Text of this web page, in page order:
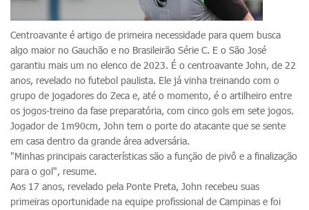
Centroavante é artigo de primeira necessidade para quem busca
algo maior no Gauchão e no Brasileirão Série C. E o São José
garantiu mais um no elenco de 2023. É o centroavante John, de 22
anos, revelado no futebol paulista. Ele já vinha treinando com o
grupo de jogadores do Zeca e, até o momento, é o artilheiro entre
os jogos-treino da fase preparatória, com cinco gols em sete jogos.
Jogador de 1m90cm, John tem o porte do atacante que se sente
em casa dentro da grande área adversária.
"Minhas principais características são a função de pivô e a finalização
para o gol", resume.
Aos 17 anos, revelado pela Ponte Preta, John recebeu suas
primeiras oportunidade na equipe profissional de Campinas e foi